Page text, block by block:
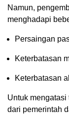
Namun,
menghadapi
Persaingan
Keterbatasan
Keterbatasan
Untuk
dari pemerintah